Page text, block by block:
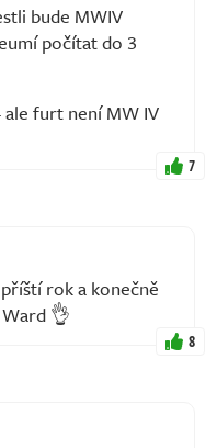
bude MWIV
počítat do 3
ale furt není MW IV
7
rok a konečně
👌
8